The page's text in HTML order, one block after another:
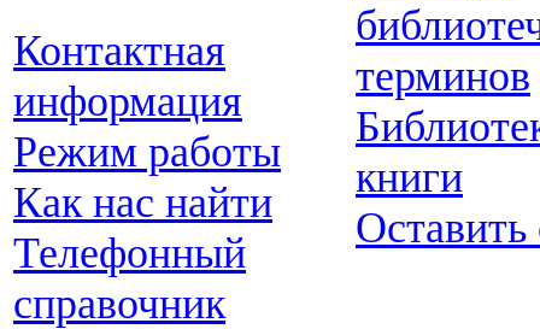
Контактная
информация
Режим работы
Как нас найти
Телефонный
справочник
терминов
книги
Оставить